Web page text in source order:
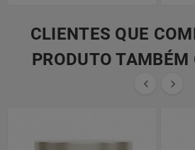
CLIENTES QUE
PRODUTO
 